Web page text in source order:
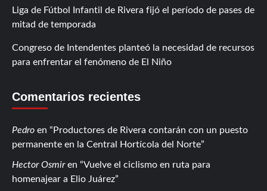
Liga de Fútbol Infantil de Rivera fijó el período de pases de
mitad de temporada
Congreso de Intendentes planteó la necesidad de recursos
para enfrentar el fenómeno de El Niño
Comentarios recientes
Pedro en
Productores de Rivera contarán con un puesto
permanente en la Central Hortícola del Norte
Hector Osmiren
Vuelve el ciclismo en ruta para
homenajear a Elio Juárez